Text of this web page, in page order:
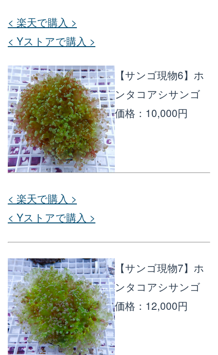
< 楽天で購入 >
< Yストアで購入 >
【サンゴ現物6】ホ
ンタコアシサンゴ
価格：10,000円
< 楽天で購入 >
< Yストアで購入 >
【サンゴ現物7】ホ
ンタコアシサンゴ
価格：12,000円